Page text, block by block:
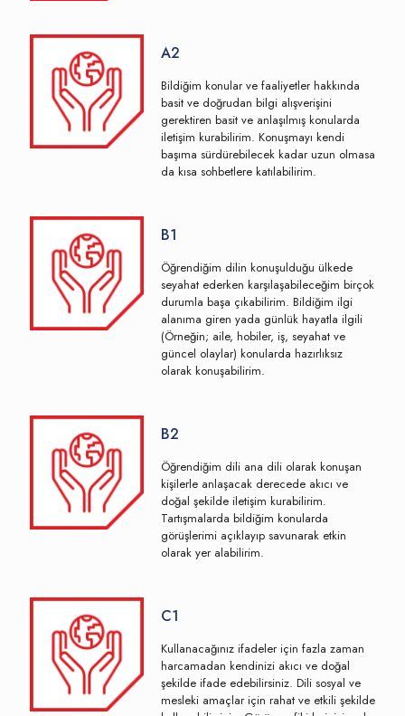
A2
Bildiğim konular ve faaliyetler hakkında
basit ve doğrudan bilgi alışverişini
gerektiren basit ve anlaşılmış konularda
iletişim kurabilirim. Konuşmayı kendi
başıma sürdürebilecek kadar uzun olmasa
da kısa sohbetlere katılabilirim.
B1
Öğrendiğim dilin konuşulduğu ülkede
seyahat ederken karşılaşabileceğim birçok
durumla başa çıkabilirim. Bildiğim ilgi
alanıma giren yada günlük hayatla ilgili
(Örneğin; aile, hobiler, iş, seyahat ve
güncel olaylar) konularda hazırlıksız
olarak konuşabilirim.
B2
Öğrendiğim dili ana dili olarak konuşan
kişilerle anlaşacak derecede akıcı ve
doğal şekilde iletişim kurabilirim.
Tartışmalarda bildiğim konularda
görüşlerimi açıklayıp savunarak etkin
olarak yer alabilirim.
C1
Kullanacağınız ifadeler için fazla zaman
harcamadan kendinizi akıcı ve doğal
şekilde ifade edebilirsiniz. Dili sosyal ve
mesleki amaçlar için rahat ve etkili şekilde